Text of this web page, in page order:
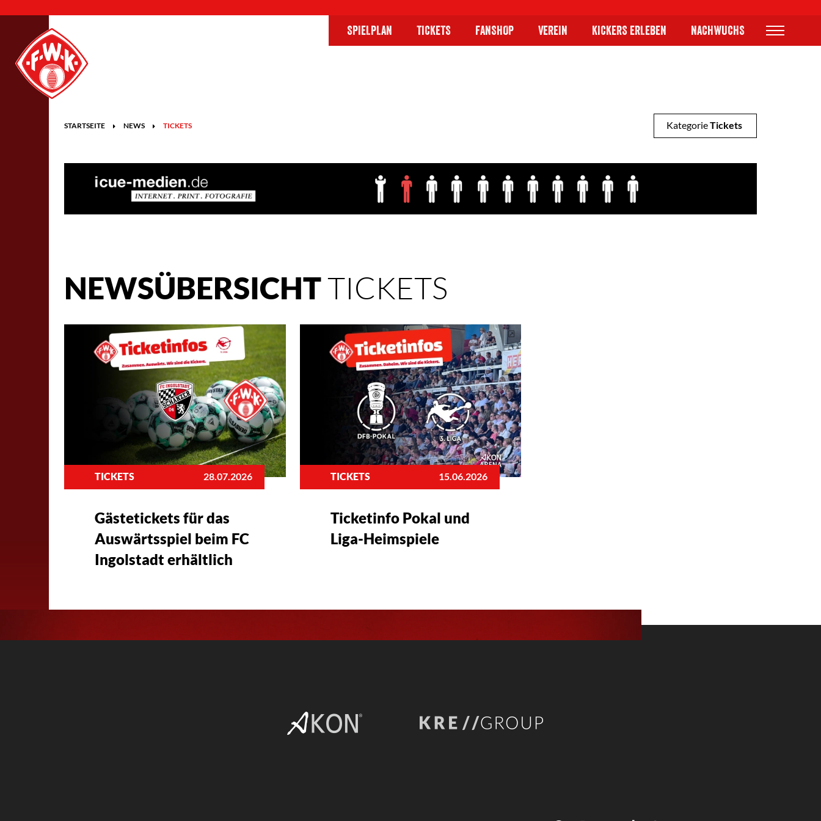
SPIELPLAN TICKETS FANSHOP VEREIN KICKERS ERLEBEN NACHWUCHS
STARTSEITE NEWS TICKETS KategorieTickets
NEWSÜBERSICHTTICKETS
Gästetickets für das
Auswärtsspiel beim FC
Ingolstadt erhältlich
TICKETS 28.07.2026
Ticketinfo Pokal und
Liga-Heimspiele
TICKETS 15.06.2026